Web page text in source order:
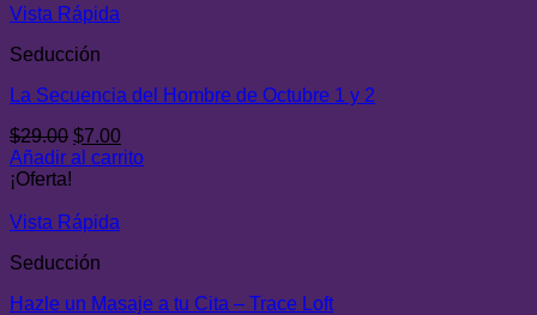
$25.00.
Vista Rápida
Seducción
La Secuencia del Hombre de Octubre 1 y 2
$29.00 El
precio
$29.00.
$7.00El
precio
Añadir al carrito
¡Oferta!
Vista Rápida
Seducción
Hazle un Masaje a tu Cita – Trace Loft